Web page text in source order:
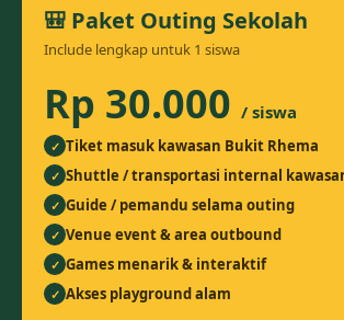
🎒 Paket Outing Sekolah
Include lengkap untuk 1 siswa
Rp 30.000 / siswa
✓ Tiket masuk kawasan Bukit Rhema
✓ Shuttle / transportasi internal
✓ Guide / pemandu selama outing
✓ Venue event & area outbound
✓ Games menarik & interaktif
✓ Akses playground alam